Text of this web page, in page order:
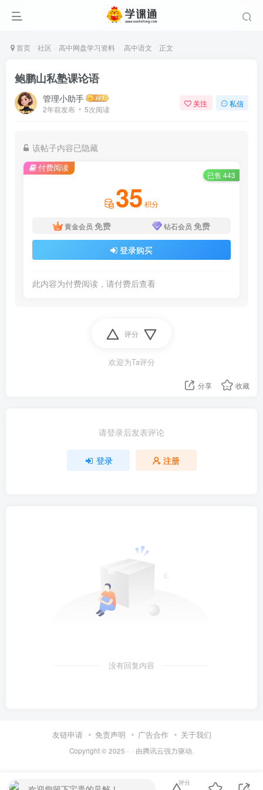
首页 社区 高中网盘学习资料 高中语文 正文
鲍鹏山私塾课论语
管理小助手
2年前发布 5次阅读
关注 私信
该帖子内容已隐藏
付费阅读
已售 443
35 积分
黄金会员 免费 钻石会员 免费
登录购买
此内容为付费阅读，请付费后查看
评分
欢迎为Ta评分
分享 收藏
请登录后发表评论
登录 注册
没有回复内容
友链申请 免责声明 广告合作 关于我们
Copyright © 2025 · · 由腾讯云强力驱动.
评分